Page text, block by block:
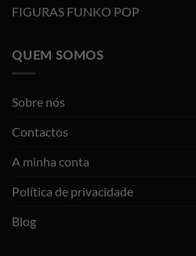
FIGURAS FUNKO POP
QUEM SOMOS
Sobre nós
Contactos
A minha conta
Política de privacidade
Blog